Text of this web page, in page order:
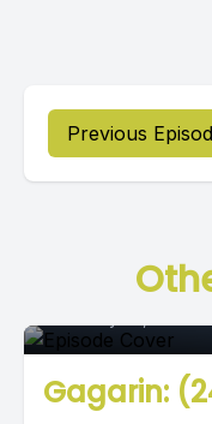
Previous
Gagarin: